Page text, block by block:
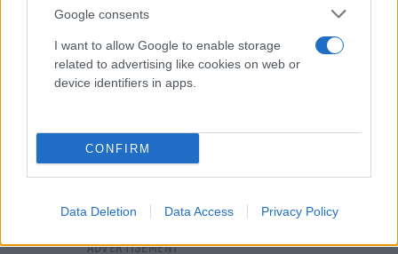
Google consents
I want to allow Google to enable storage
related to advertising like cookies on web or
device identifiers in apps.
CONFIRM
Data Deletion Data Access Privacy Policy
Καιρός: Επιμένουν οι υψηλές θερμοκρασίες
- Ισχυρά μελτέμια έως 9 μποφόρ, σε «Red
Code» 6 περιοχές